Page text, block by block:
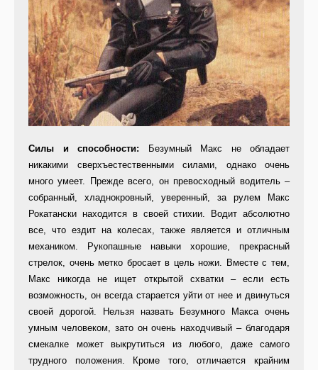
Силы и способности: Безумный Макс не обладает
никакими сверхъестественными силами, однако очень
много умеет. Прежде всего, он превосходный водитель –
собранный, хладнокровный, уверенный, за рулем Макс
Рокатански находится в своей стихии. Водит абсолютно
все, что ездит на колесах, также является и отличным
механиком. Рукопашные навыки хорошие, прекрасный
стрелок, очень метко бросает в цель ножи. Вместе с тем,
Макс никогда не ищет открытой схватки – если есть
возможность, он всегда старается уйти от нее и двинуться
своей дорогой. Нельзя назвать Безумного Макса очень
умным человеком, зато он очень находчивый – благодаря
смекалке может выкрутиться из любого, даже самого
трудного положения. Кроме того, отличается крайним